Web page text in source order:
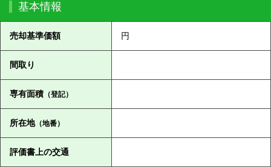
基本情報
売却基準価額 円
間取り
専有面積（登記）
所在地（地番）
評価書上の交通